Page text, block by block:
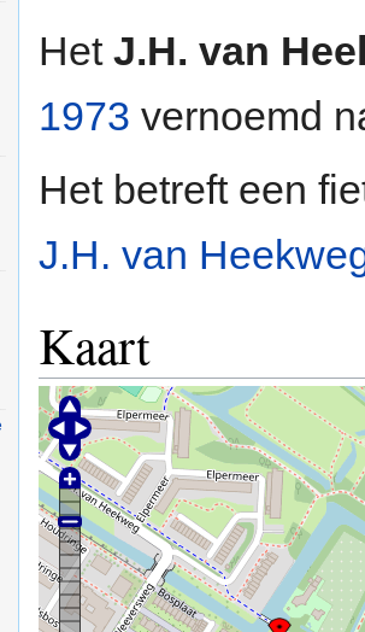
Het J.H. van
1973 vernoemd
Het betreft een
J.H. van
Kaart